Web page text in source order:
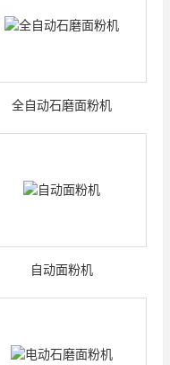
全自动石磨面粉机
自动面粉机